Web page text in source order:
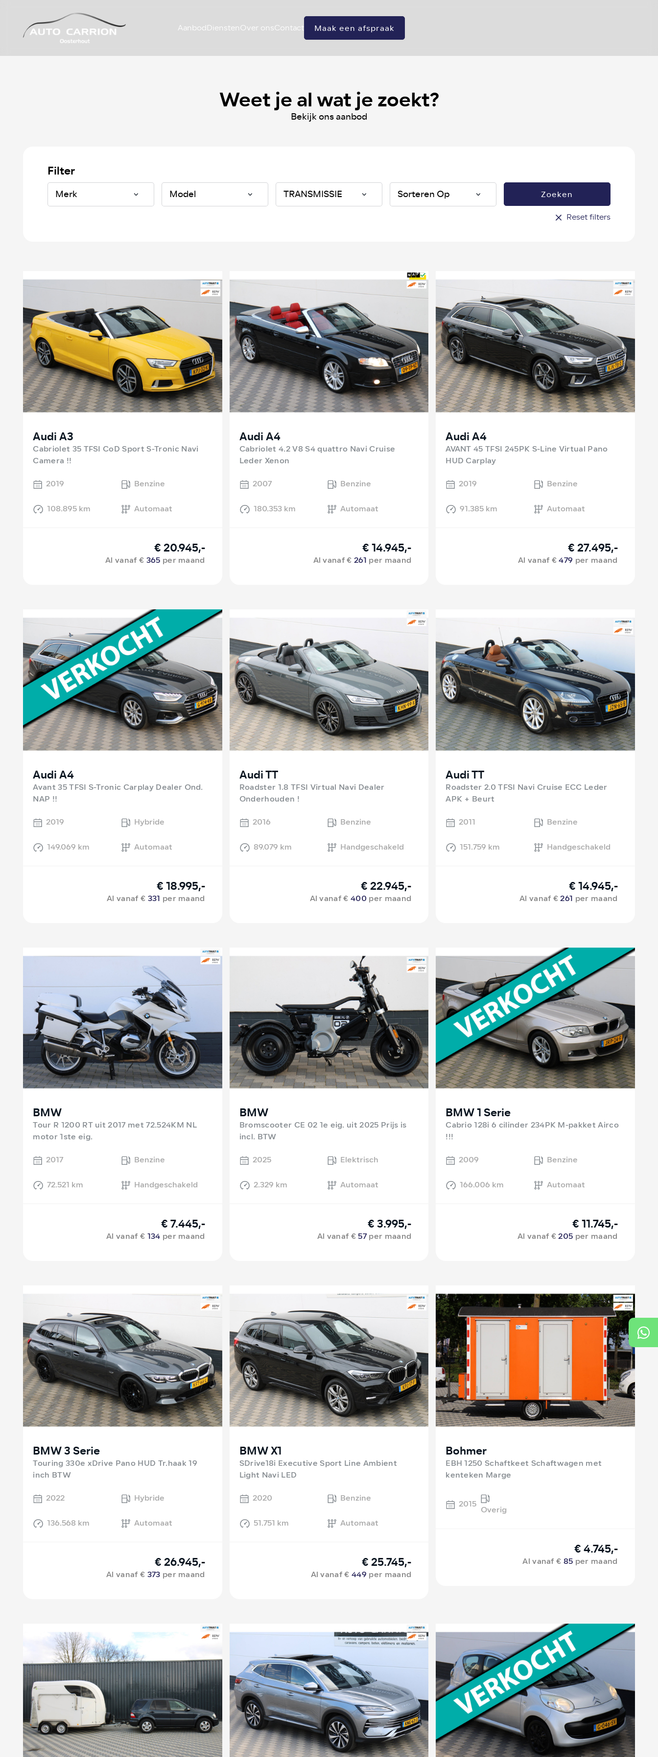
AanbodDienstenOver onsContact Maak een afspraak
Weet je al wat je zoekt?
Bekijk ons aanbod
Filter
Zoeken
Reset filters
Audi A3
Cabriolet 35 TFSI CoD Sport S-Tronic Navi
Camera !!
2019
Benzine
108.895 km Automaat
€ 20.945,-
Al vanaf € 365 per maand
Audi A4
Cabriolet 4.2 V8 S4 quattro Navi Cruise
Leder Xenon
2007
Benzine
180.353 km Automaat
€ 14.945,-
Al vanaf €261 per maand
Audi A4
AVANT 45 TFSI 245PK S-Line Virtual Pano
HUD Carplay
2019
Benzine
91.385 km Automaat
€ 27.495,-
Al vanaf €479 per maand
Audi A4
Avant 35 TFSI S-Tronic Carplay Dealer Ond.
NAP !!
2019
Hybride
149.069 km Automaat
€ 18.995,-
Al vanaf € 331 per maand
Audi TT
Roadster 1.8 TFSI Virtual Navi Dealer
Onderhouden !
2016
Benzine
89.079 km Handgeschakeld
€ 22.945,-
Al vanaf €400 per maand
Audi TT
Roadster 2.0 TFSI Navi Cruise ECC Leder
APK + Beurt
2011
Benzine
151.759 km Handgeschakeld
€ 14.945,-
Al vanaf €261 per maand
BMW
Tour R 1200 RT uit 2017 met 72.524KM NL
motor 1ste eig.
2017
Benzine
72.521 km Handgeschakeld
€ 7.445,-
Al vanaf € 134 per maand
BMW
Bromscooter CE 02 1e eig. uit 2025 Prijs is
incl. BTW
2025
Elektrisch
2.329 km Automaat
€ 3.995,-
Al vanaf €57per maand
BMW 1 Serie
Cabrio 128i 6 cilinder 234PK M-pakket Airco
!!!
2009
Benzine
166.006 km Automaat
€ 11.745,-
Al vanaf €205 per maand
BMW 3 Serie
Touring 330e xDrive Pano HUD Tr.haak 19
inch BTW
2022
Hybride
136.568 km Automaat
€ 26.945,-
Al vanaf € 373 per maand
BMW X1
SDrive18i Executive Sport Line Ambient
Light Navi LED
2020
Benzine
51.751 km Automaat
€ 25.745,-
Al vanaf €449 per maand
Bohmer
EBH 1250 Schaftkeet Schaftwagen met
kenteken Marge
2015 Overig
€ 4.745,-
Al vanaf € 85 per maand